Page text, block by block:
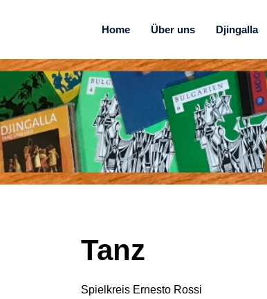
Home Über uns Djingalla
Tanz
Spielkreis Ernesto Rossi